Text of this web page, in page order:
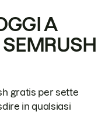
A
gratis per sette
in qualsiasi